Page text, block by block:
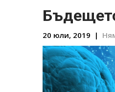
20 юли, 2019 |